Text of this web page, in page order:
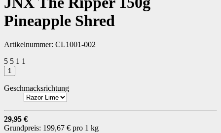
Pineapple Shred
Artikelnummer: CL1001-002
5 5 1 1
Geschmacksrichtung
29,95 €
Grundpreis: 199,67 € pro 1 kg